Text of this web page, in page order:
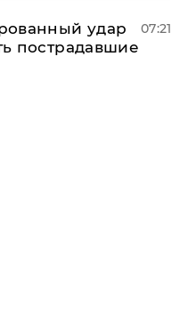
удар
пострадавшие
07:21